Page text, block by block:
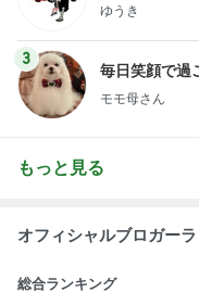
ゆうき
3
毎日笑顔で過
モモ母さん
もっと見る
オフィシャルブロガー
総合ランキング